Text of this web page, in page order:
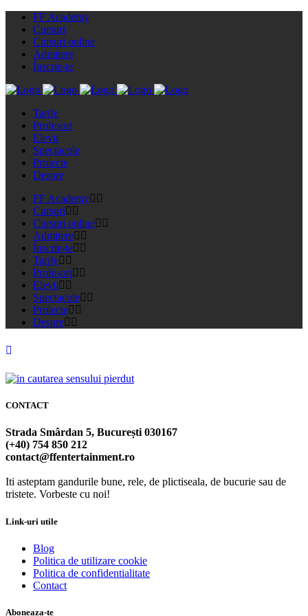
FF Academy
Cursuri
Cursuri online
Admitere
Înscrie-te
Tarife
Profesori
Elevii
Spectacole
Proiecte
Despre
FF Academy
Cursuri
Cursuri online
Admitere
Înscrie-te
Tarife
Profesori
Elevii
Spectacole
Proiecte
Despre
CONTACT
Strada Smârdan 5, București 030167
(+40) 754 850 212
contact@ffentertainment.ro
Iti asteptam gandurile bune, rele, de plictiseala, de bucurie sau de
tristete. Vorbeste cu noi!
Link-uri utile
Blog
Politica de utilizare cookie
Politica de confidentialitate
Contact
Aboneaza-te